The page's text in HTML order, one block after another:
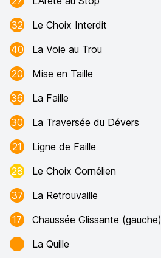
32
Le Choix Interdit
40
La Voie au Trou
20
Mise en Taille
36
La Faille
30
La Traversée du Dévers
21
Ligne de Faille
28
Le Choix Cornélien
37
La Retrouvaille
17
Chaussée Glissante (gauche)
La Quille